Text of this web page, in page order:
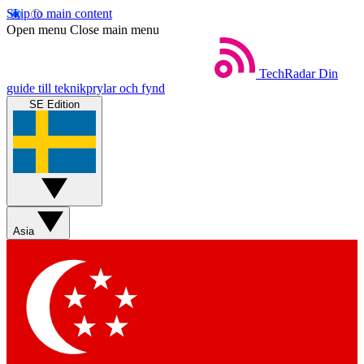
Skip to main content
Open menu Close main menu
TechRadar Din
guide till teknikprylar och fynd
SE Edition
Asia